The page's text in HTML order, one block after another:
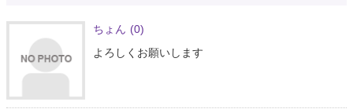
ちょん (0)
よろしくお願いします